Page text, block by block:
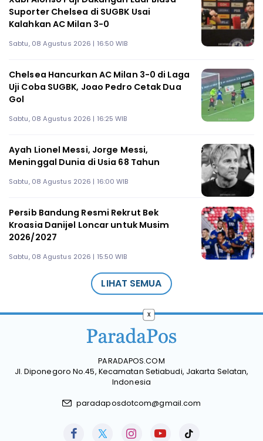
Suporter Chelsea di SUGBK Usai
Kalahkan AC Milan 3-0
Sabtu, 08 Agustus 2026 | 16:50 WIB
Chelsea Hancurkan AC Milan 3-0 di Laga
Uji Coba SUGBK, Joao Pedro Cetak Dua
Gol
Sabtu, 08 Agustus 2026 | 16:25 WIB
Ayah Lionel Messi, Jorge Messi,
Meninggal Dunia di Usia 68 Tahun
Sabtu, 08 Agustus 2026 | 16:00 WIB
Persib Bandung Resmi Rekrut Bek
Kroasia Danijel Loncar untuk Musim
2026/2027
Sabtu, 08 Agustus 2026 | 15:50 WIB
LIHAT SEMUA
PARADAPOS.COM
Jl. Diponegoro No.45, Kecamatan Setiabudi, Jakarta Selatan,
Indonesia
paradaposdotcom@gmail.com
x